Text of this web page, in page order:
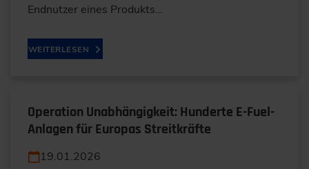
Endnutzer eines Produkts…
WEITERLESEN
Operation Unabhängigkeit: Hunderte E-Fuel-
Anlagen für Europas Streitkräfte
19.01.2026